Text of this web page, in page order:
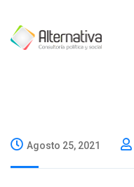
Agosto 25, 2021